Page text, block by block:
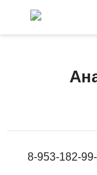
8-953-182-